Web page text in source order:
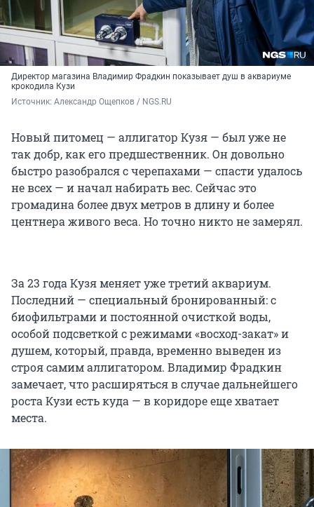
Директор магазина Владимир Фрадкин показывает душ в аквариуме
крокодила Кузи
Источник: Александр Ощепков / NGS.RU
Новый питомец — аллигатор Кузя — был уже не
так добр, как его предшественник. Он довольно
быстро разобрался с черепахами — спасти удалось
не всех — и начал набирать вес. Сейчас это
громадина более двух метров в длину и более
центнера живого веса. Но точно никто не замерял.
За 23 года Кузя меняет уже третий аквариум.
Последний — специальный бронированный: с
биофильтрами и постоянной очисткой воды,
особой подсветкой с режимами «восход-закат» и
душем, который, правда, временно выведен из
строя самим аллигатором. Владимир Фрадкин
замечает, что расширяться в случае дальнейшего
роста Кузи есть куда — в коридоре еще хватает
места.